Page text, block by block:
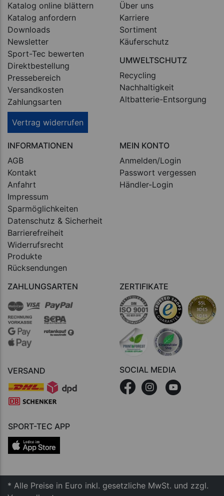
Katalog online blättern
Katalog anfordern
Downloads
Newsletter
Sport-Tec bewerten
Direktbestellung
Pressebereich
Versandkosten
Zahlungsarten
Vertrag widerrufen
Über uns
Karriere
Sortiment
Käuferschutz
UMWELTSCHUTZ
Recycling
Nachhaltigkeit
Altbatterie-Entsorgung
INFORMATIONEN
AGB
Kontakt
Anfahrt
Impressum
Sparmöglichkeiten
Datenschutz & Sicherheit
Barrierefreiheit
Widerrufsrecht
Produkte
Rücksendungen
MEIN KONTO
Anmelden/Login
Passwort vergessen
Händler-Login
ZAHLUNGSARTEN
VERSAND
ZERTIFIKATE
SOCIAL MEDIA
SPORT-TEC APP
* Alle Preise in Euro inkl. gesetzliche MwSt. und zzgl.